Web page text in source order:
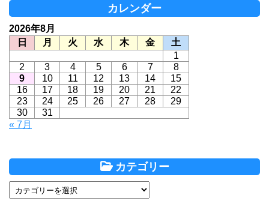
カレンダー
2026年8月
日
月 火 水 木 金
土
1
2
3 4 5 6 7
8
9
10 11 12 13 14
15
16
17 18 19 20 21
22
23
24 25 26 27 28
29
30
31
« 7月
カテゴリー